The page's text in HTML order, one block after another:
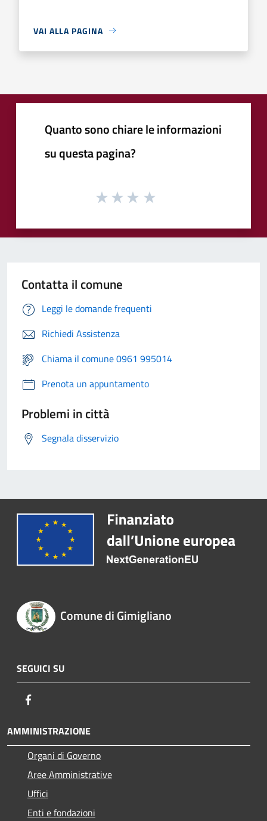
VAI ALLA PAGINA
Quanto sono chiare le informazioni
su questa pagina?
Contatta il comune
Leggi le domande frequenti
Richiedi Assistenza
Chiama il comune 0961 995014
Prenota un appuntamento
Problemi in città
Segnala disservizio
Comune di Gimigliano
SEGUICI SU
AMMINISTRAZIONE
Organi di Governo
Aree Amministrative
Uffici
Enti e fondazioni